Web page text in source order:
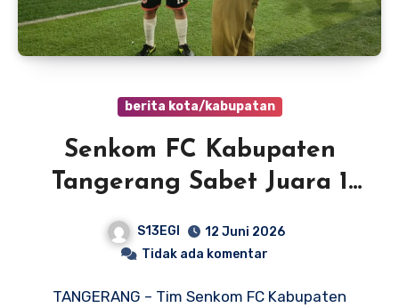
berita kota/kabupatan
Senkom FC Kabupaten
Tangerang Sabet Juara 1
Kapolresta Cup I HUT
Bhayangkara ke-80
S13EGI
12 Juni 2026
Tidak ada komentar
TANGERANG – Tim Senkom FC Kabupaten